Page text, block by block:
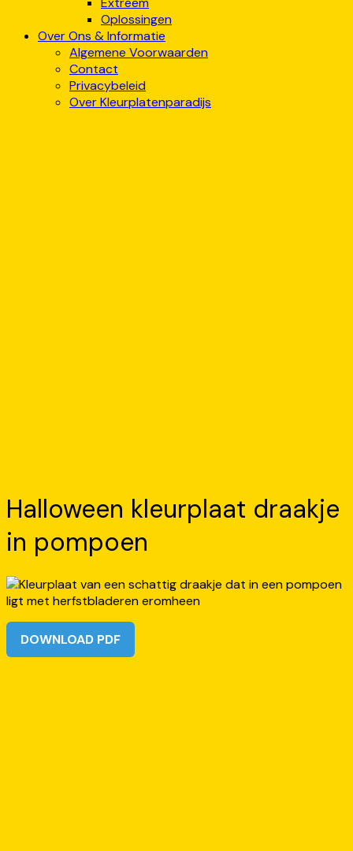
Oplossingen
Over Ons & Informatie
Algemene Voorwaarden
Contact
Privacybeleid
Over Kleurplatenparadijs
Halloween kleurplaat draakje
in pompoen
DOWNLOAD PDF